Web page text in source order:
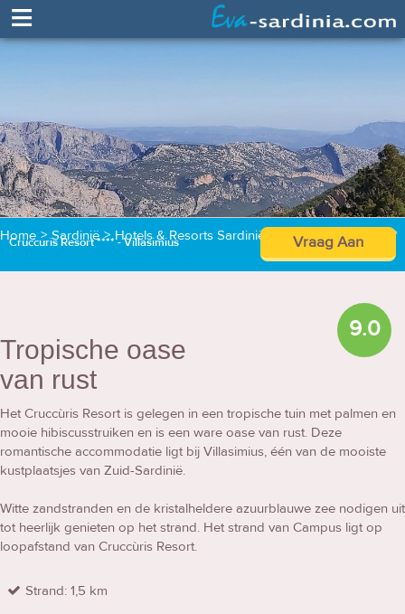
≡
Home > Sardinië > Hotels & Resorts Sardinië Cruccuris Resort ****
Cruccuris Resort **** - Villasimius Vraag Aan
9.0
Tropische oase
van rust
Het Cruccùris Resort is gelegen in een tropische tuin met palmen en
mooie hibiscusstruiken en is een ware oase van rust. Deze
romantische accommodatie ligt bij Villasimius, één van de mooiste
kustplaatsjes van Zuid-Sardinië.
Witte zandstranden en de kristalheldere azuurblauwe zee nodigen uit
tot heerlijk genieten op het strand. Het strand van Campus ligt op
loopafstand van Cruccùris Resort.
Strand: 1,5 km